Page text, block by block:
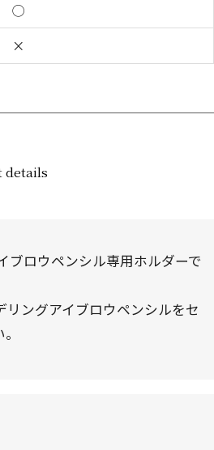
◯
×
details
ブロウペンシル専用ホルダーで
ングアイブロウペンシルをセ